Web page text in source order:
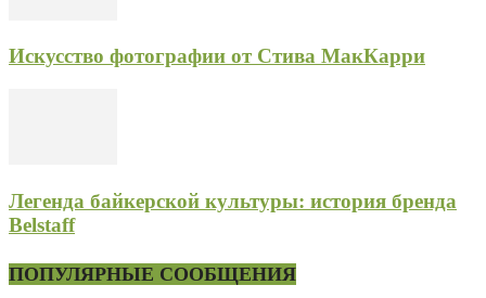
Искусство фотографии от Стива МакКарри
Легенда байкерской культуры: история бренда
Belstaff
ПОПУЛЯРНЫЕ СООБЩЕНИЯ